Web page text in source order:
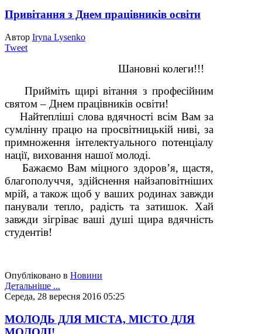
Привітання з Днем працівників освіти
Автор Iryna Lysenko
Tweet
Шановні колеги!!!
Прийміть щирі вітання з професійним
святом – Днем працівників освіти!
Найтепліші слова вдячності всім Вам за
сумлінну працю на просвітницькій ниві, за
примноження інтелектуального потенціалу
нації, виховання нашої молоді.
Бажаємо Вам міцного здоров’я, щастя,
благополуччя, здійснення найзаповітніших
мрій, а також щоб у ваших родинах завжди
панували тепло, радість та затишок. Хай
завжди зігріває ваші душі щира вдячність
студентів!
Опубліковано в Новини
Детальніше ...
Середа, 28 вересня 2016 05:25
МОЛОДЬ ДЛЯ МІСТА, МІСТО ДЛЯ